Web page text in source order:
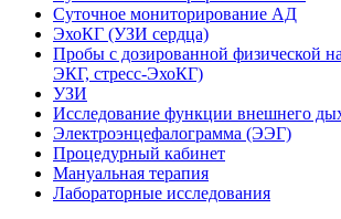
Суточное мониторирование АД
ЭхоКГ (УЗИ сердца)
Пробы с дозированной физической
ЭКГ, стресс-ЭхоКГ)
УЗИ
Исследование функции внешнего
Электроэнцефалограмма (ЭЭГ)
Процедурный кабинет
Мануальная терапия
Лабораторные исследования